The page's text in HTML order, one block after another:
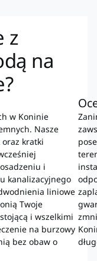
z
na
w Koninie
Nasze
kratki
i
kanalizacyjnego
liniowe
Twoje
i wszelkimi
na burzowy
bez obaw o